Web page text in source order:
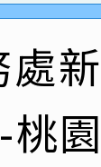
國
、
張O
朗讀
市中
處